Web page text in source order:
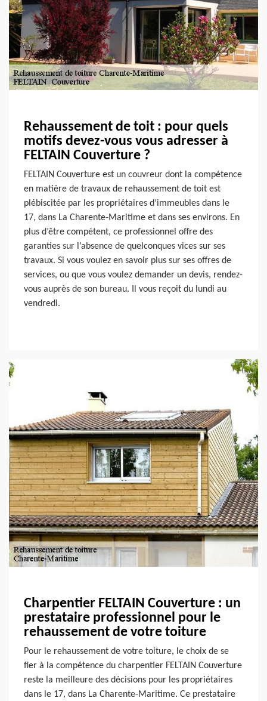
Rehaussement de toit : pour quels
motifs devez-vous vous adresser à
FELTAIN Couverture ?
FELTAIN Couverture est un couvreur dont la compétence
en matière de travaux de rehaussement de toit est
plébiscitée par les propriétaires d’immeubles dans le
17, dans La Charente-Maritime et dans ses environs. En
plus d’être compétent, ce professionnel offre des
garanties sur l’absence de quelconques vices sur ses
travaux. Si vous voulez en savoir plus sur ses offres de
services, ou que vous voulez demander un devis, rendez-
vous auprès de son bureau. Il vous reçoit du lundi au
vendredi.
Charpentier FELTAIN Couverture : un
prestataire professionnel pour le
rehaussement de votre toiture
Pour le rehaussement de votre toiture, le choix de se
fier à la compétence du charpentier FELTAIN Couverture
reste la meilleure des décisions pour les propriétaires
dans le 17, dans La Charente-Maritime. Ce prestataire